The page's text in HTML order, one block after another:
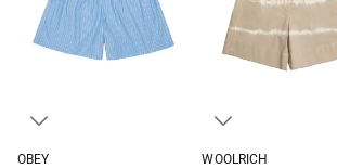
OBEY
WOOLRICH